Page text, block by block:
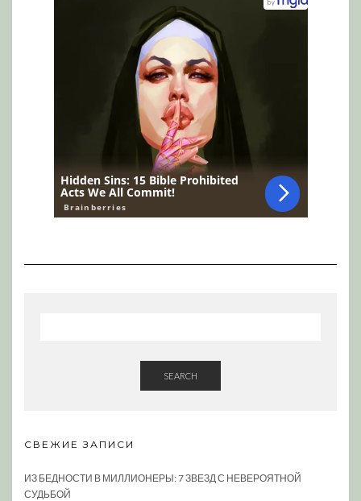
SEARCH
СВЕЖИЕ ЗАПИСИ
ИЗ БЕДНОСТИ В МИЛЛИОНЕРЫ: 7 ЗВЕЗД С НЕВЕРОЯТНОЙ
СУДЬБОЙ